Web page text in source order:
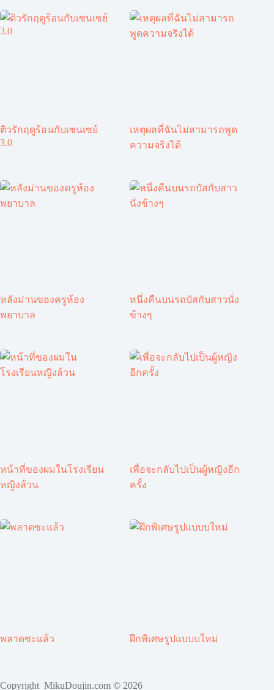
ติวรักฤดูร้อนกับเซนเซย์
3.0
เหตุผลที่ฉันไม่สามารถพูด
ความจริงได้
หลังม่านของครูห้อง
พยาบาล
หนึ่งคืนบนรถบัสกับสาวนั่ง
ข้างๆ
หน้าที่ของผมในโรงเรียน
หญิงล้วน
เพื่อจะกลับไปเป็นผู้หญิงอีก
ครั้ง
พลาดซะแล้ว ฝึกพิเศษรูปแบบบใหม่
Copyright MikuDoujin.com © 2026